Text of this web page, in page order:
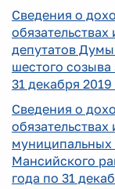
Сведения о
депутатов
шестого созыва
31 декабря 2019
Сведения о
Мансийского
года по 31